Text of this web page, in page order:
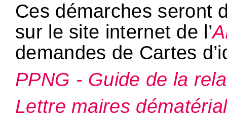
Ces démarches seront
sur le site internet de l’
demandes de Cartes
PPNG - Guide de la
Lettre maires